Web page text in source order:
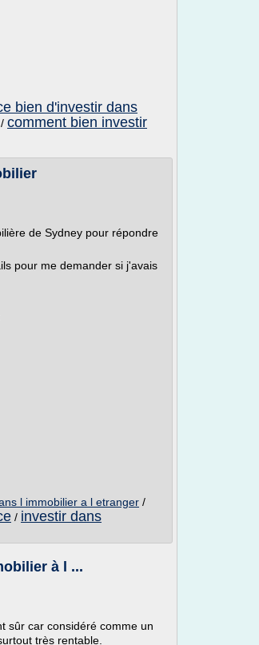
bien d'investir dans
/ comment bien investir
de Sydney pour répondre
pour me demander si j'avais
l immobilier a l etranger /
/ investir dans
à l ...
sûr car considéré comme un
très rentable.